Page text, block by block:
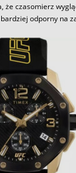
że czasomierz
odporny na